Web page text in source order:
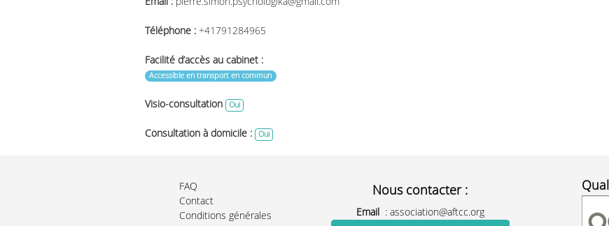
Téléphone : +41791284965
Facilité d’accès au cabinet :
Accessible en transport en commun
Visio-consultation Oui
Consultation à domicile : Oui
FAQ
Contact
Conditions générales
Nous contacter :
Email : association@aftcc.org